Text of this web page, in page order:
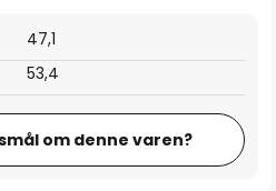
47,1
53,4
om denne varen?